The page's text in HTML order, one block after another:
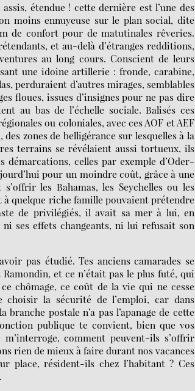
étendue ! cette dernière est l’une des
moins ennuyeuse sur le plan social, dite
de confort pour de matutinales rêveries.
et au-delà d’étranges redditions,
au long cours. Conscient de leurs
une idoine artillerie : fronde, carabine,
perduraient d’autres mirages, semblables
floues, issues d’insignes pour ne pas dire
au bas de l’échelle sociale. Balisés ces
ou coloniales, avec ces AOF et AEF
zones de belligérance sur lesquelles à la
terrains se révélaient aussi tortueux, ils
celles par exemple d’Oder-
pour un moindre coût, grâce à une
les Bahamas, les Seychelles ou les
quelque riche famille pouvaient prétendre
de privilégiés, il avait sa mer à lui, en
ses effets changeants, ni lui refusait son
pas étudié. Tes anciens camarades se
et ce n’était pas le plus futé, qui
chômage, ce coût de la vie qui ne cesse
choisir la sécurité de l’emploi, car dans
postale n’a pas l’apanage de cette
publique te convient, bien que vos
comment peuvent-ils s’offrir
rien de mieux à faire durant nos vacances
place, résident-ils chez l’habitant ? Ces